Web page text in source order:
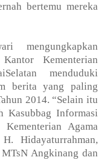
bertemu mereka
mengungkapkan
Kementerian
Selatan menduduki
berita yang paling
2014. “Selain itu
Kasubbag Informasi
Agama
Hidayaturrahman,
Angkinang dan